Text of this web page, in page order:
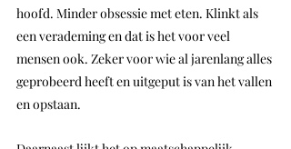
hoofd. Minder obsessie met eten. Klinkt als
een verademing en dat is het voor veel
mensen ook. Zeker voor wie al jarenlang alles
geprobeerd heeft en uitgeput is van het vallen
en opstaan.